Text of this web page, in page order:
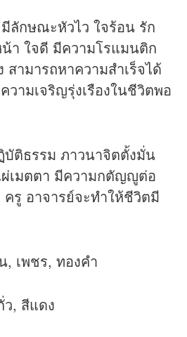
ลักษณะหัวไว ใจร้อน รัก
า ใจดี มีความโรแมนติก
ามารถหาความสำเร็จได้
วามเจริญรุ่งเรืองในชีวิตพอ
บัติธรรม ภาวนาจิตตั้งมั่น
เมตตา มีความกตัญญูต่อ
รู อาจารย์จะทำให้ชีวิตมี
, เพชร, ทองคำ
, สีแดง